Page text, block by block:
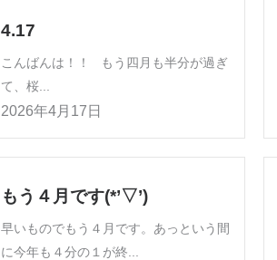
4.17
こんばんは！！ もう四月も半分が過ぎ
て、桜...
2026年4月17日
もう４月です(*’▽’)
早いものでもう４月です。あっという間
に今年も４分の１が終...